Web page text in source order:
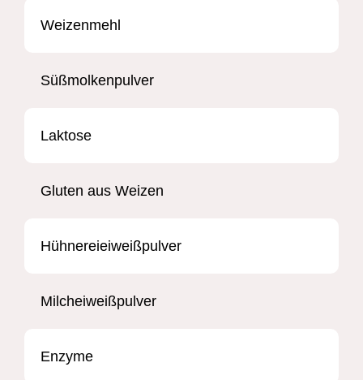
Weizenmehl
Süßmolkenpulver
Laktose
Gluten aus Weizen
Hühnereieiweißpulver
Milcheiweißpulver
Enzyme